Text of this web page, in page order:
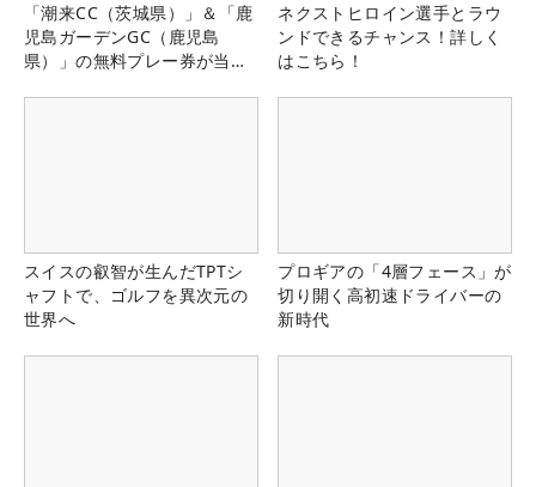
「潮来CC（茨城県）」＆「鹿
児島ガーデンGC（鹿児島
県）」の無料プレー券が当た
ネクストヒロイン選手とラウ
ンドできるチャンス！詳しく
はこちら！
スイスの叡智が生んだTPTシ
ャフトで、ゴルフを異次元の
世界へ
プロギアの「4層フェース」が
切り開く高初速ドライバーの
新時代